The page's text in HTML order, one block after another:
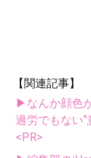
【関連記事】
▶なんか顔色
過労でもない
<PR>